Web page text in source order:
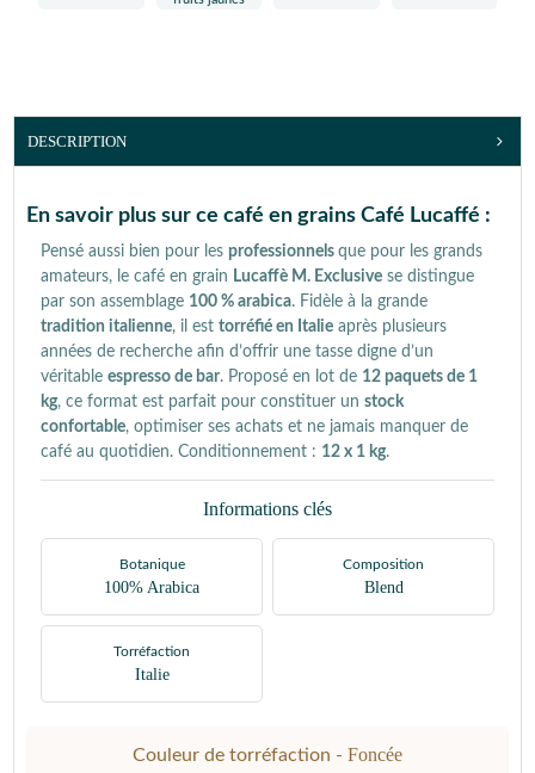
DESCRIPTION
En savoir plus sur ce café en grains Café Lucaffé :
Pensé aussi bien pour les professionnels que pour les grands
amateurs, le café en grain Lucaffè M. Exclusive se distingue
par son assemblage 100 % arabica. Fidèle à la grande
tradition italienne, il est torréfié en Italie après plusieurs
années de recherche afin d’offrir une tasse digne d’un
véritable espresso de bar. Proposé en lot de 12 paquets de 1
kg, ce format est parfait pour constituer un stock
confortable, optimiser ses achats et ne jamais manquer de
café au quotidien. Conditionnement : 12 x 1 kg.
Informations clés
Botanique
100% Arabica
Composition
Blend
Torréfaction
Italie
Couleur de torréfaction - Foncée